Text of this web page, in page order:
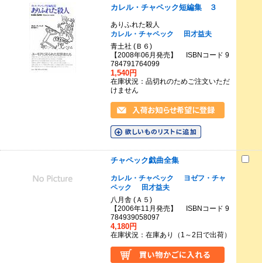
カレル・チャペック短編集 ３
ありふれた殺人
カレル・チャペック
田才益夫
青土社 (Ｂ６)
【2008年06月発売】 ISBNコード 9
784791764099
1,540円
在庫状況：品切れのためご注文いただ
けません
チャペック戯曲全集
カレル・チャペック
ヨゼフ・チャ
ペック
田才益夫
八月舎 (Ａ５)
【2006年11月発売】 ISBNコード 9
784939058097
4,180円
在庫状況：在庫あり（1～2日で出荷）